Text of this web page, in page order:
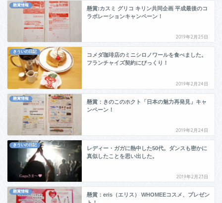
懸賞情報
懸賞:カスミ グリコ キリン共同企画 平成最後のコ
ラボレーションキャンペーン！
2019年2月25日
きういの日記
コメダ珈琲店のミニシロノワールを食べました。
フランチャイズ契約にびっくり！
2019年2月24日
懸賞情報
懸賞：きのこのホクト「日本の魅力再発見」キャ
ンペーン！
2019年2月24日
きういの日記
レディー・ガガに熱中した50代。ダンスも密かに
真似したことを思い出した。
2019年2月23日
懸賞情報
懸賞：eris（エリス） WHOMEEコスメ、プレゼン